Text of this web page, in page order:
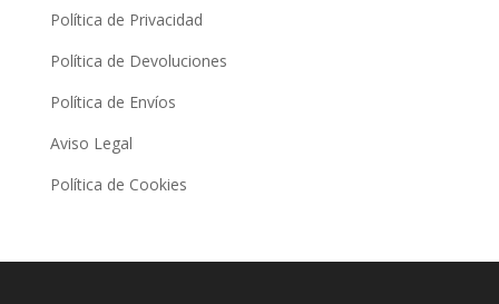
Política de Privacidad
Política de Devoluciones
Política de Envíos
Aviso Legal
Política de Cookies